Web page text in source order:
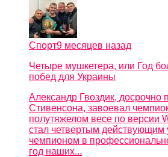
Спорт9 месяцев назад
Четыре мушкетера, или Год
побед для Украины
Александр Гвоздик, досрочно
Стивенсона, завоевал
полутяжелом весе по версии
стал четвертым действующим
чемпионом в
год наших...